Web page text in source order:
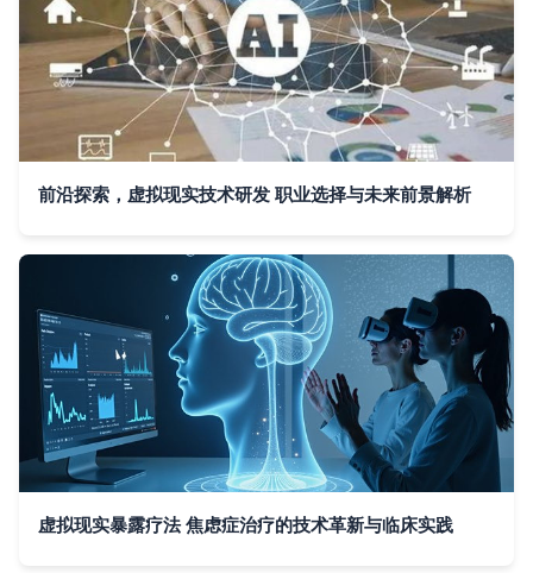
前沿探索，虚拟现实技术研发 职业选择与未来前景解析
虚拟现实暴露疗法 焦虑症治疗的技术革新与临床实践